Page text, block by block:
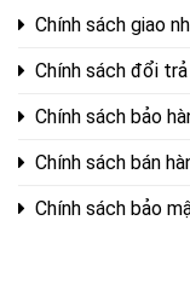
Chính sách giao
Chính sách đổi
Chính sách bảo
Chính sách bán
Chính sách bảo